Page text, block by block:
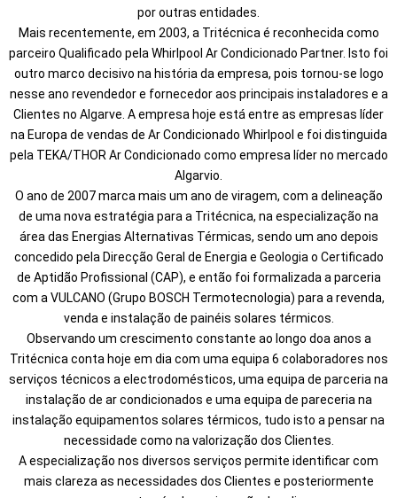
por outras entidades.
Mais recentemente, em 2003, a Tritécnica é reconhecida como
parceiro Qualificado pela Whirlpool Ar Condicionado Partner. Isto foi
outro marco decisivo na história da empresa, pois tornou-se logo
nesse ano revendedor e fornecedor aos principais instaladores e a
Clientes no Algarve. A empresa hoje está entre as empresas líder
na Europa de vendas de Ar Condicionado Whirlpool e foi distinguida
pela TEKA/THOR Ar Condicionado como empresa líder no mercado
Algarvio.
O ano de 2007 marca mais um ano de viragem, com a delineação
de uma nova estratégia para a Tritécnica, na especialização na
área das Energias Alternativas Térmicas, sendo um ano depois
concedido pela Direcção Geral de Energia e Geologia o Certificado
de Aptidão Profissional (CAP), e então foi formalizada a parceria
com a VULCANO (Grupo BOSCH Termotecnologia) para a revenda,
venda e instalação de painéis solares térmicos.
Observando um crescimento constante ao longo doa anos a
Tritécnica conta hoje em dia com uma equipa 6 colaboradores nos
serviços técnicos a electrodomésticos, uma equipa de parceria na
instalação de ar condicionados e uma equipa de pareceria na
instalação equipamentos solares térmicos, tudo isto a pensar na
necessidade como na valorização dos Clientes.
A especialização nos diversos serviços permite identificar com
mais clareza as necessidades dos Clientes e posteriormente